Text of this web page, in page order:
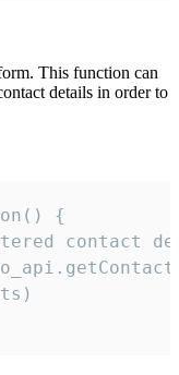
This function can
details in order to
{
contact